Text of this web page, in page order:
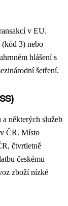
v EU.
3) nebo
hlášení s
šetření.
některých služeb
ČR. Místo
čtvrtletně
českému
zboží nízké